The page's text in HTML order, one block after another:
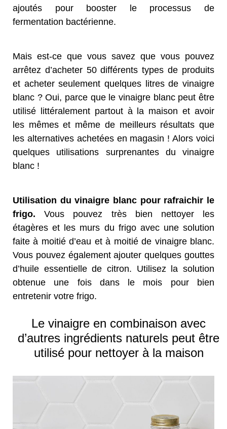
ajoutés pour booster le processus de
fermentation bactérienne.
Mais est-ce que vous savez que vous pouvez
arrêtez d’acheter 50 différents types de produits
et acheter seulement quelques litres de vinaigre
blanc ? Oui, parce que le vinaigre blanc peut être
utilisé littéralement partout à la maison et avoir
les mêmes et même de meilleurs résultats que
les alternatives achetées en magasin ! Alors voici
quelques utilisations surprenantes du vinaigre
blanc !
Utilisation du vinaigre blanc pour rafraichir le
frigo.Vous pouvez très bien nettoyer les
étagères et les murs du frigo avec une solution
faite à moitié d’eau et à moitié de vinaigre blanc.
Vous pouvez également ajouter quelques gouttes
d’huile essentielle de citron. Utilisez la solution
obtenue une fois dans le mois pour bien
entretenir votre frigo.
Le vinaigre en combinaison avec
d’autres ingrédients naturels peut être
utilisé pour nettoyer à la maison